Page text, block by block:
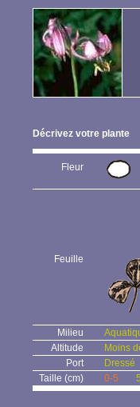
Décrivez votre plante
Fleur
Feuille
Milieu
Altitude
Moins
Port
Dressé
Taille (cm)
0-5